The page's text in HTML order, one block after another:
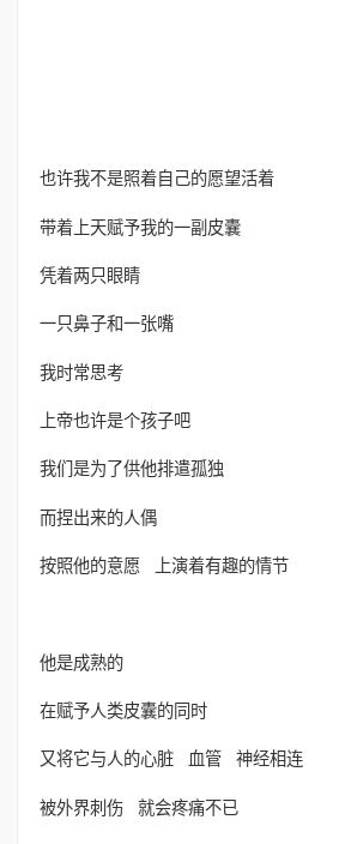
也许我不是照着自己的愿望活着
带着上天赋予我的一副皮囊
凭着两只眼睛
一只鼻子和一张嘴
我时常思考
上帝也许是个孩子吧
我们是为了供他排遣孤独
而捏出来的人偶
按照他的意愿 上演着有趣的情节
他是成熟的
在赋予人类皮囊的同时
又将它与人的心脏 血管 神经相连
被外界刺伤 就会疼痛不已